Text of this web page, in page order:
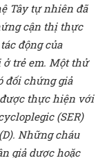
Tây tự nhiên đã
cận thị thực
tác động của
ở trẻ em. Một thử
đối chứng giả
thực hiện với
(SER)
Những cháu
giả dược hoặc